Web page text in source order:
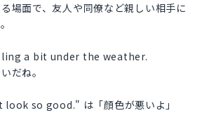
場面で、友人や同僚など親しい相手に
a bit under the weather.
だね。
so good." は「顔色が悪いよ」